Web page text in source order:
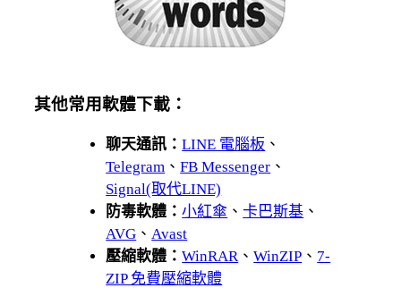
其他常用軟體下載：
聊天通訊：LINE 電腦板 、
Telegram 、FB Messenger 、
Signal(取代LINE)
防毒軟體：小紅傘 、卡巴斯基 、
AVG 、 Avast
壓縮軟體：WinRAR 、WinZIP 、 7-
ZIP 免費壓縮軟體